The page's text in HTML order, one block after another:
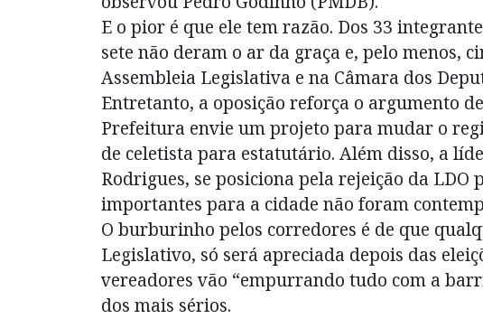
E o pior é que ele tem razão. Dos 33
sete não deram o ar da graça e, pelo menos,
Assembleia Legislativa e na Câmara dos
Entretanto, a oposição reforça o argumento
Prefeitura envie um projeto para mudar o
de celetista para estatutário. Além disso, a
Rodrigues, se posiciona pela rejeição da LDO
importantes para a cidade não foram
O burburinho pelos corredores é de que
Legislativo, só será apreciada depois das
vereadores vão “empurrando tudo com a
dos mais sérios.